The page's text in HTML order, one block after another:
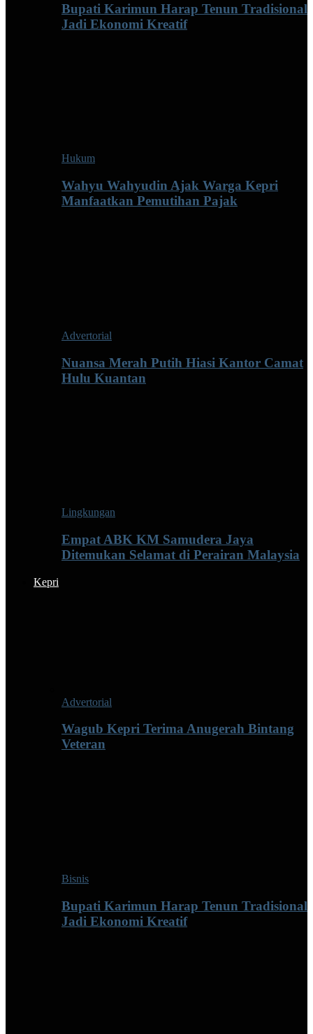
Bupati Karimun Harap Tenun Tradisional
Jadi Ekonomi Kreatif
Hukum
Wahyu Wahyudin Ajak Warga Kepri
Manfaatkan Pemutihan Pajak
Advertorial
Nuansa Merah Putih Hiasi Kantor Camat
Hulu Kuantan
Lingkungan
Empat ABK KM Samudera Jaya
Ditemukan Selamat di Perairan Malaysia
Kepri
Advertorial
Wagub Kepri Terima Anugerah Bintang
Veteran
Bisnis
Bupati Karimun Harap Tenun Tradisional
Jadi Ekonomi Kreatif